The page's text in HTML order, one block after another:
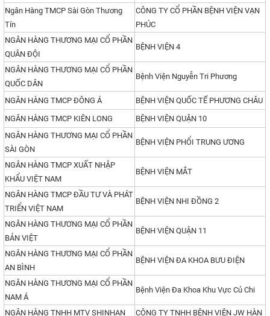
Ngân Hàng TMCP Sài Gòn Thương
Tín
CÔNG TY CỔ PHẦN BỆNH VIỆN VẠN
PHÚC
NGÂN HÀNG THƯƠNG MẠI CỔ PHẦN
QUÂN ĐỘI
BỆNH VIỆN 4
NGÂN HÀNG THƯƠNG MẠI CỔ PHẦN
QUỐC DÂN
Bệnh Viện Nguyễn Tri Phương
NGÂN HÀNG TMCP ĐÔNG Á
BỆNH VIỆN QUỐC TẾ PHƯƠNG CHÂU
NGÂN HÀNG TMCP KIÊN LONG
BỆNH VIỆN QUẬN 10
NGÂN HÀNG THƯƠNG MẠI CỔ PHẦN
SÀI GÒN
BỆNH VIỆN PHỔI TRUNG ƯƠNG
NGÂN HÀNG TMCP XUẤT NHẬP
KHẨU VIỆT NAM
BỆNH VIỆN MẮT
NGÂN HÀNG TMCP ĐẦU TƯ VÀ PHÁT
TRIỂN VIỆT NAM
BỆNH VIỆN NHI ĐỒNG 2
NGÂN HÀNG THƯƠNG MẠI CỔ PHẦN
BẢN VIỆT
BỆNH VIỆN QUẬN 11
NGÂN HÀNG THƯƠNG MẠI CỔ PHẦN
AN BÌNH
BỆNH VIỆN ĐA KHOA BƯU ĐIỆN
NGÂN HÀNG THƯƠNG MẠI CỔ PHẦN
NAM Á
Bệnh Viện Đa Khoa Khu Vực Củ Chi
NGÂN HÀNG TNHH MTV SHINHAN CÔNG TY TNHH BỆNH VIỆN JW HÀN